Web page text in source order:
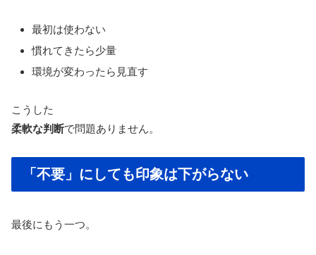
最初は使わない
慣れてきたら少量
環境が変わったら見直す
こうした
柔軟な判断で問題ありません。
「不要」にしても印象は下がらない
最後にもう一つ。